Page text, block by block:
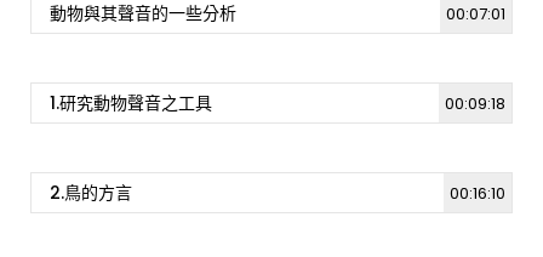
動物與其聲音的一些分析 00:07:01
1.研究動物聲音之工具 00:09:18
2.鳥的方言 00:16:10